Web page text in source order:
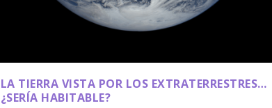
LA TIERRA VISTA POR LOS EXTRATERRESTRES…
¿SERÍA HABITABLE?